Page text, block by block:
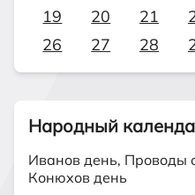
19
20 21
26
27 28
Народный
Иванов день, Проводы
Конюхов день